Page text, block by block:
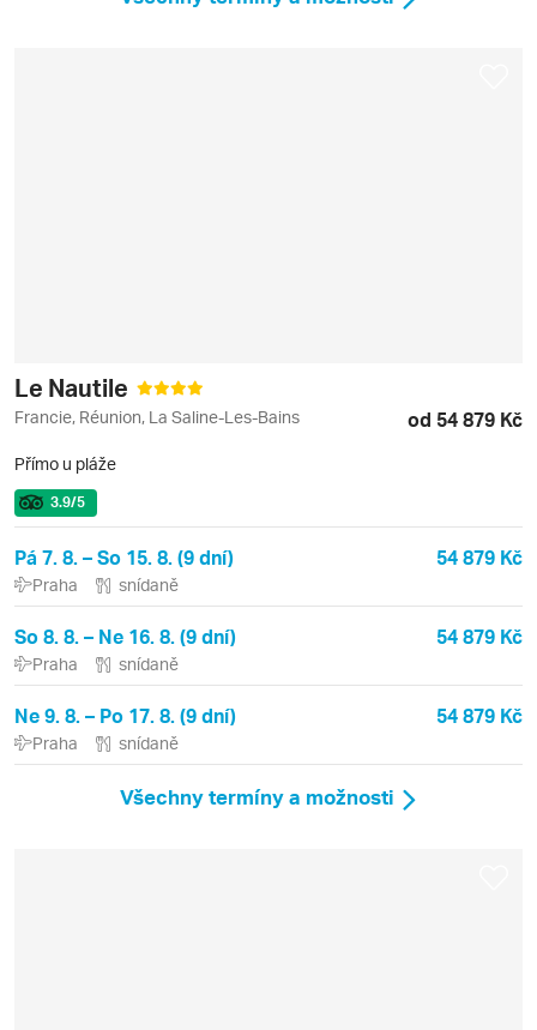
Le Nautile
Francie, Réunion, La Saline-Les-Bains od 54 879 Kč
Přímo u pláže
3.9/5
Pá 7. 8. – So 15. 8. (9 dní) 54 879 Kč
Praha snídaně
So 8. 8. – Ne 16. 8. (9 dní) 54 879 Kč
Praha snídaně
Ne 9. 8. – Po 17. 8. (9 dní) 54 879 Kč
Praha snídaně
Všechny termíny a možnosti